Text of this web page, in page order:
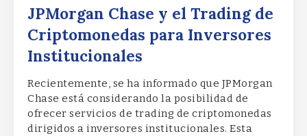
JPMorgan Chase y el Trading de
Criptomonedas para Inversores
Institucionales
Recientemente, se ha informado que JPMorgan
Chase está considerando la posibilidad de
ofrecer servicios de trading de criptomonedas
dirigidos a inversores institucionales. Esta